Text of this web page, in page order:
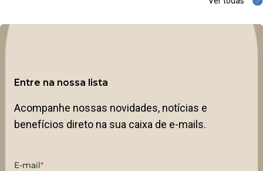
Entre na nossa lista
Acompanhe nossas novidades, notícias e
benefícios direto na sua caixa de e-mails.
E-mail*